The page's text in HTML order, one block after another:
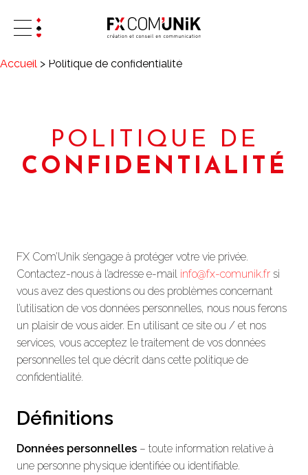
Accueil > Politique de confidentialité
POLITIQUE DE
CONFIDENTIALITÉ
FX Com’Unik s’engage à protéger votre vie privée.
Contactez-nous à l’adresse e-mail info@fx-comunik.fr si
vous avez des questions ou des problèmes concernant
l’utilisation de vos données personnelles, nous nous ferons
un plaisir de vous aider. En utilisant ce site ou / et nos
services, vous acceptez le traitement de vos données
personnelles tel que décrit dans cette politique de
confidentialité.
Définitions
Données personnelles – toute information relative à
une personne physique identifiée ou identifiable.